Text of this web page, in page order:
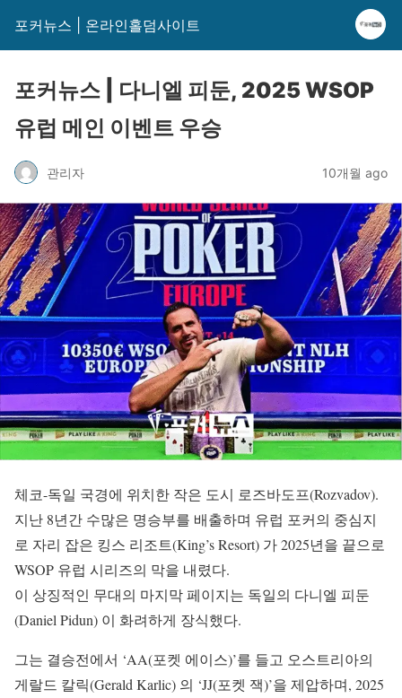
포커뉴스 | 온라인홀덤사이트
포커뉴스 | 다니엘 피둔, 2025 WSOP
유럽 메인 이벤트 우승
관리자 10개월 ago
체코-독일 국경에 위치한 작은 도시 로즈바도프(Rozvadov).
지난 8년간 수많은 명승부를 배출하며 유럽 포커의 중심지
로 자리 잡은 킹스 리조트(King’s Resort) 가 2025년을 끝으로
WSOP 유럽 시리즈의 막을 내렸다.
이 상징적인 무대의 마지막 페이지는 독일의 다니엘 피둔
(Daniel Pidun) 이 화려하게 장식했다.
그는 결승전에서 ‘AA(포켓 에이스)’를 들고 오스트리아의
게랄드 칼릭(Gerald Karlic) 의 ‘JJ(포켓 잭)’을 제압하며, 2025